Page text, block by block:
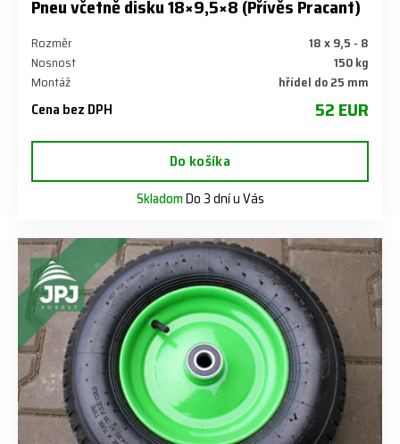
Pneu včetně disku 18×9,5×8 (Přívěs Pracant)
Rozměr
18 x 9,5 - 8
Nosnost
150 kg
Montáž
hřídel do 25 mm
Cena bez DPH 52 EUR
Do košíka
SkladomDo 3 dní u Vás